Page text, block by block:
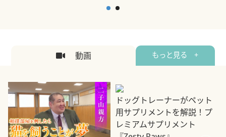
動画 もっと見る +
ドッグトレーナーがペット
用サプリメントを解説！プ
レミアムサプリメント